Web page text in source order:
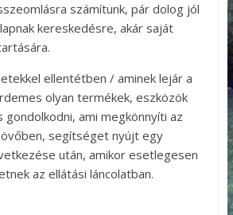
számítunk, pár dolog jól
kereskedésre, akár saját
ellentétben / aminek lejár a
olyan termékek, eszközök
ami megkönnyíti az
segítséget nyújt egy
után, amikor esetlegesen
az ellátási láncolatban.